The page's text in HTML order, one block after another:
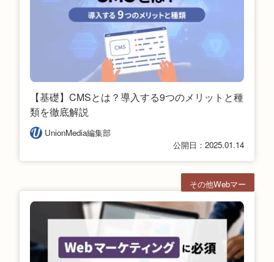
【基礎】CMSとは？導入する9つのメリットと種
類を徹底解説
UnionMedia編集部
公開日：2025.01.14
その他Webマー